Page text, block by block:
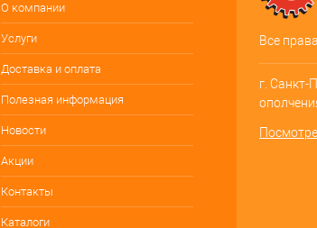
О компании
Услуги
Доставка и оплата
Полезная информация
Новости
Акции
Контакты
Каталоги
Все
г. Санкт-